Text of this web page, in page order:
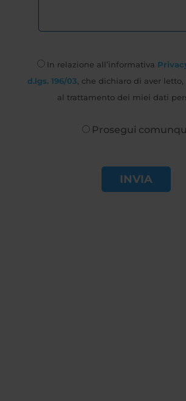
In relazione all’informativa
d.lgs. 196/03 , che dichiaro di aver letto,
al trattamento dei miei dati
Prosegui